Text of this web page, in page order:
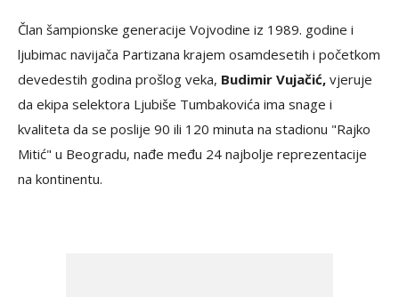
Član šampionske generacije Vojvodine iz 1989. godine i
ljubimac navijača Partizana krajem osamdesetih i početkom
devedestih godina prošlog veka, Budimir Vujačić, vjeruje
da ekipa selektora Ljubiše Tumbakovića ima snage i
kvaliteta da se poslije 90 ili 120 minuta na stadionu "Rajko
Mitić" u Beogradu, nađe među 24 najbolje reprezentacije
na kontinentu.